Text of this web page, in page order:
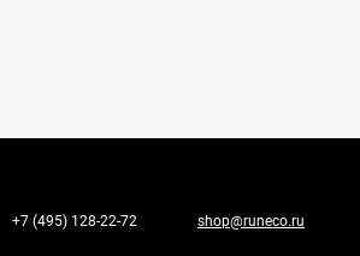
+7 (495) 128-22-72 shop@runeco.ru